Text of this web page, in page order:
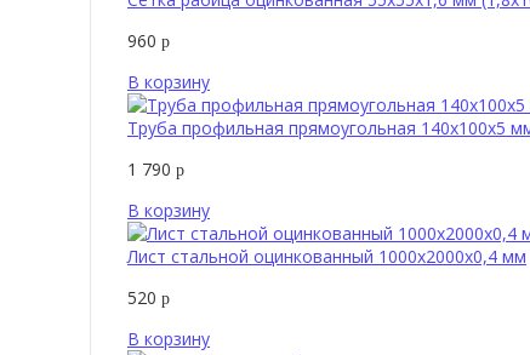
960 р
В корзину
Труба профильная прямоугольная 140х100х5
1 790 р
В корзину
Лист стальной оцинкованный 1000х2000х0,4 мм
520 р
В корзину